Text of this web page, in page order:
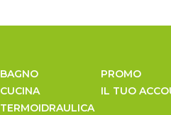
BAGNO
CUCINA
TERMOIDRAULICA
PROMO
IL TUO